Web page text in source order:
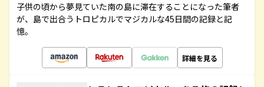
子供の頃から夢見ていた南の島に滞在することになった筆者
が、島で出合うトロピカルでマジカルな45日間の記録と記
憶。
詳細を見る